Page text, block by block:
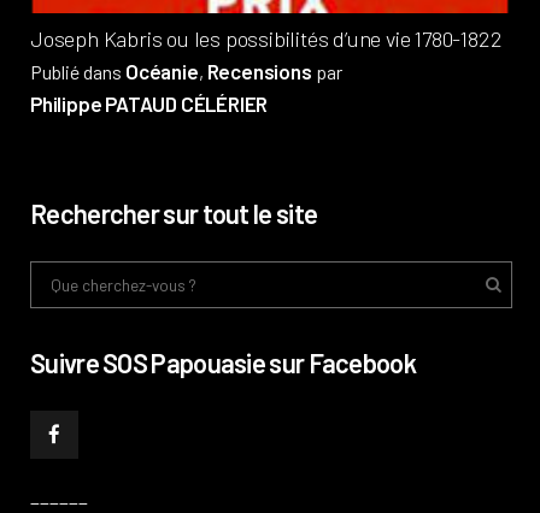
Joseph Kabris ou les possibilités d’une vie 1780-1822
Publié dans Océanie, Recensions par
Philippe PATAUD CÉLÉRIER
Rechercher sur tout le site
Suivre SOS Papouasie sur Facebook